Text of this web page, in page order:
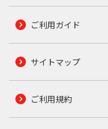
ご利用ガイド
サイトマップ
ご利用規約